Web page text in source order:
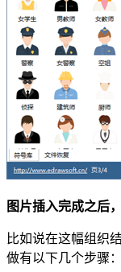
图片插入完成之后
比如说在这幅组织
做有以下几个步骤：